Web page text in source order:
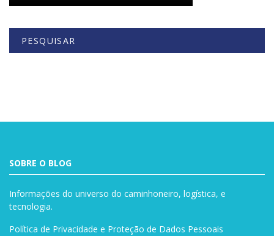
PESQUISAR
SOBRE O BLOG
Informações do universo do caminhoneiro, logística, e
tecnologia.
Política de Privacidade e Proteção de Dados Pessoais